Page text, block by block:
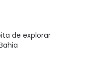
de explorar